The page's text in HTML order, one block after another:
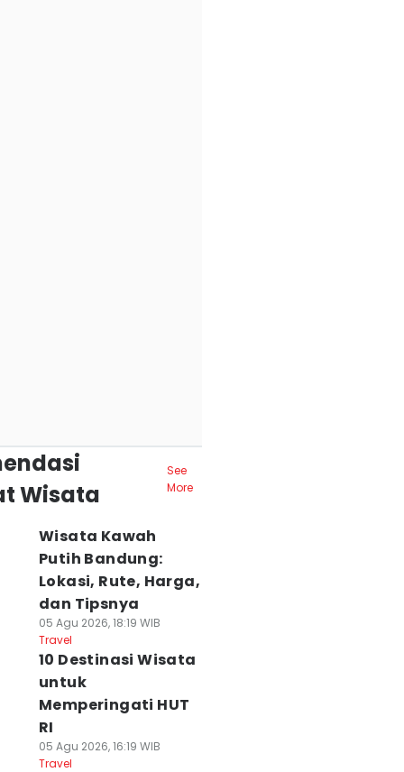
Wisata
See
More
Wisata Kawah
Putih Bandung:
Lokasi, Rute, Harga,
dan Tipsnya
05 Agu 2026, 18:19 WIB
Travel
10 Destinasi Wisata
untuk
Memperingati HUT
RI
05 Agu 2026, 16:19 WIB
Travel